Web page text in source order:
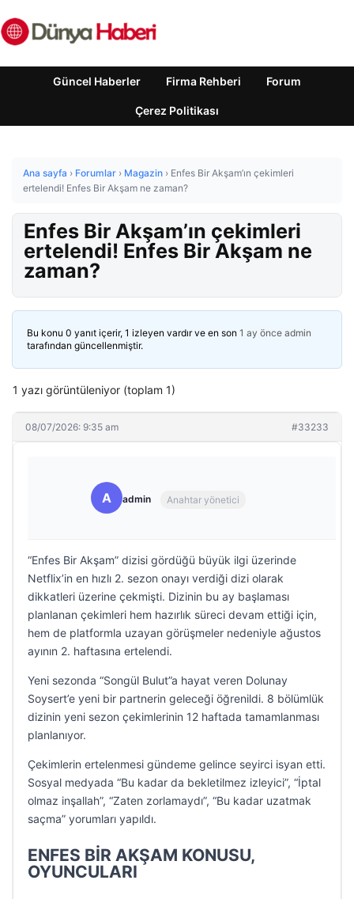
Güncel Haberler Firma Rehberi Forum
Çerez Politikası
Ana sayfa › Forumlar › Magazin › Enfes Bir Akşam’ın çekimleri
ertelendi! Enfes Bir Akşam ne zaman?
Enfes Bir Akşam’ın çekimleri
ertelendi! Enfes Bir Akşam ne
zaman?
Bu konu 0 yanıt içerir, 1 izleyen vardır ve en son 1 ay önce admin
tarafından güncellenmiştir.
1 yazı görüntüleniyor (toplam 1)
08/07/2026: 9:35 am #33233
A admin Anahtar yönetici
“Enfes Bir Akşam” dizisi gördüğü büyük ilgi üzerinde
Netflix’in en hızlı 2. sezon onayı verdiği dizi olarak
dikkatleri üzerine çekmişti. Dizinin bu ay başlaması
planlanan çekimleri hem hazırlık süreci devam ettiği için,
hem de platformla uzayan görüşmeler nedeniyle ağustos
ayının 2. haftasına ertelendi.
Yeni sezonda “Songül Bulut”a hayat veren Dolunay
Soysert’e yeni bir partnerin geleceği öğrenildi. 8 bölümlük
dizinin yeni sezon çekimlerinin 12 haftada tamamlanması
planlanıyor.
Çekimlerin ertelenmesi gündeme gelince seyirci isyan etti.
Sosyal medyada “Bu kadar da bekletilmez izleyici”, “İptal
olmaz inşallah”, “Zaten zorlamaydı”, “Bu kadar uzatmak
saçma” yorumları yapıldı.
ENFES BİR AKŞAM KONUSU,
OYUNCULARI